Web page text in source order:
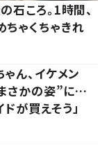
石ころ。1時間、
ゃくちゃきれ
ん、イケメン
さかの姿”に…
ドが買えそう」